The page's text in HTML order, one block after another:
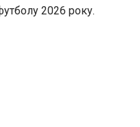
2026 року.